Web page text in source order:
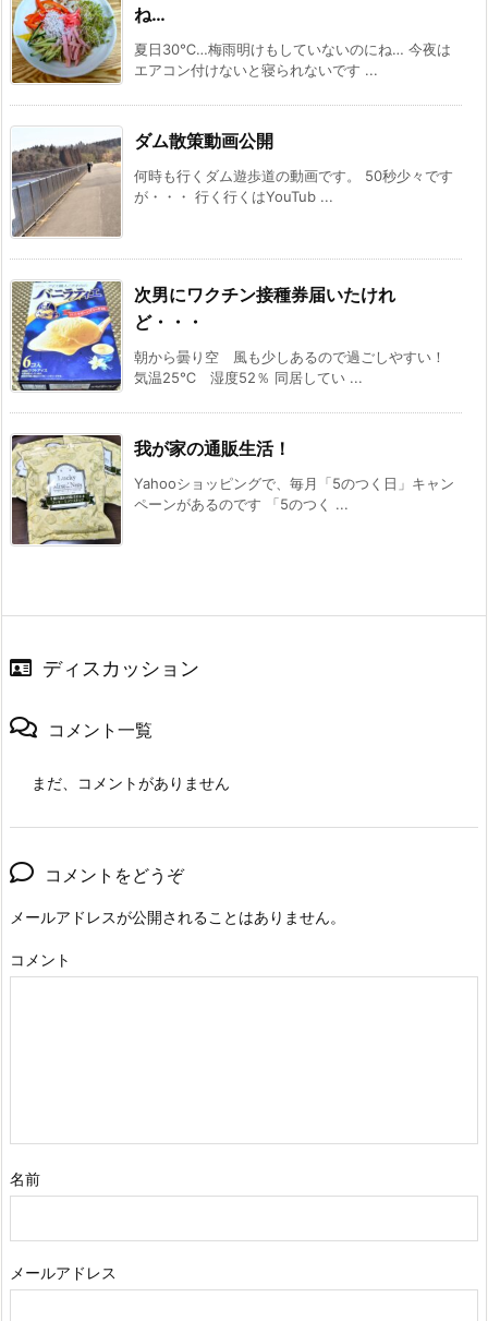
ね…
夏日30℃…梅雨明けもしていないのにね… 今夜は
エアコン付けないと寝られないです ...
ダム散策動画公開
何時も行くダム遊歩道の動画です。 50秒少々です
が・・・ 行く行くはYouTub ...
次男にワクチン接種券届いたけれ
ど・・・
朝から曇り空 風も少しあるので過ごしやすい！
気温25℃ 湿度52％ 同居してい ...
我が家の通販生活！
Yahooショッピングで、毎月「5のつく日」キャン
ペーンがあるのです 「5のつく ...
ディスカッション
コメント一覧
まだ、コメントがありません
コメントをどうぞ
メールアドレスが公開されることはありません。
コメント
名前
メールアドレス